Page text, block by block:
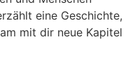
eine Geschichte,
mit dir neue Kapitel